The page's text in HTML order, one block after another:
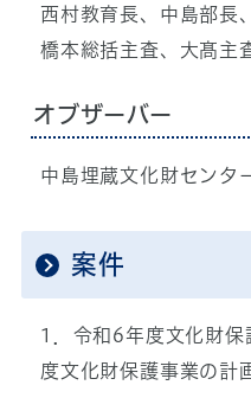
西村教育長、中島部長
橋本総括主査、大髙主
オブザーバー
中島埋蔵文化財センタ
案件
1．令和6年度文化財保
度文化財保護事業の計